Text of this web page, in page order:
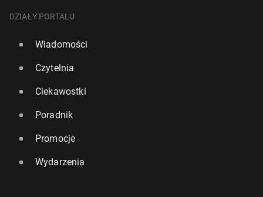
DZIAŁY PORTALU
Wiadomości
Czytelnia
Ciekawostki
Poradnik
Promocje
Wydarzenia